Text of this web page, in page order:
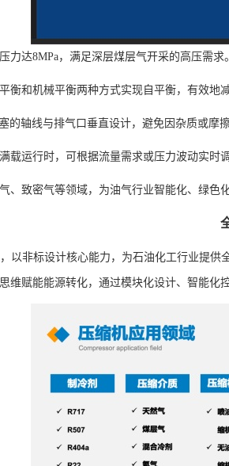
力达8MPa，满足深层煤层气开采的高压需求。
衡和机械平衡两种方式实现自平衡，有效地
的轴线与排气口垂直设计，避免因杂质或摩
载运行时，可根据流量需求或压力波动实时
、致密气等领域，为油气行业智能化、绿色
以非标设计核心能力，为石油化工行业提
维赋能能源转化，通过模块化设计、智能